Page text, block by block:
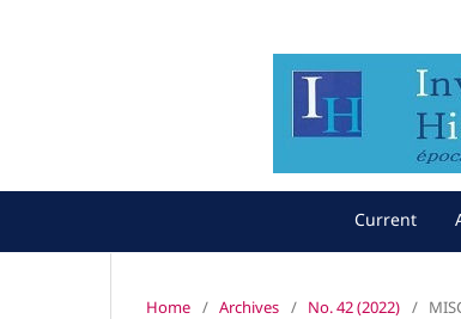
Current
Home / Archives / No. 42 (2022) /